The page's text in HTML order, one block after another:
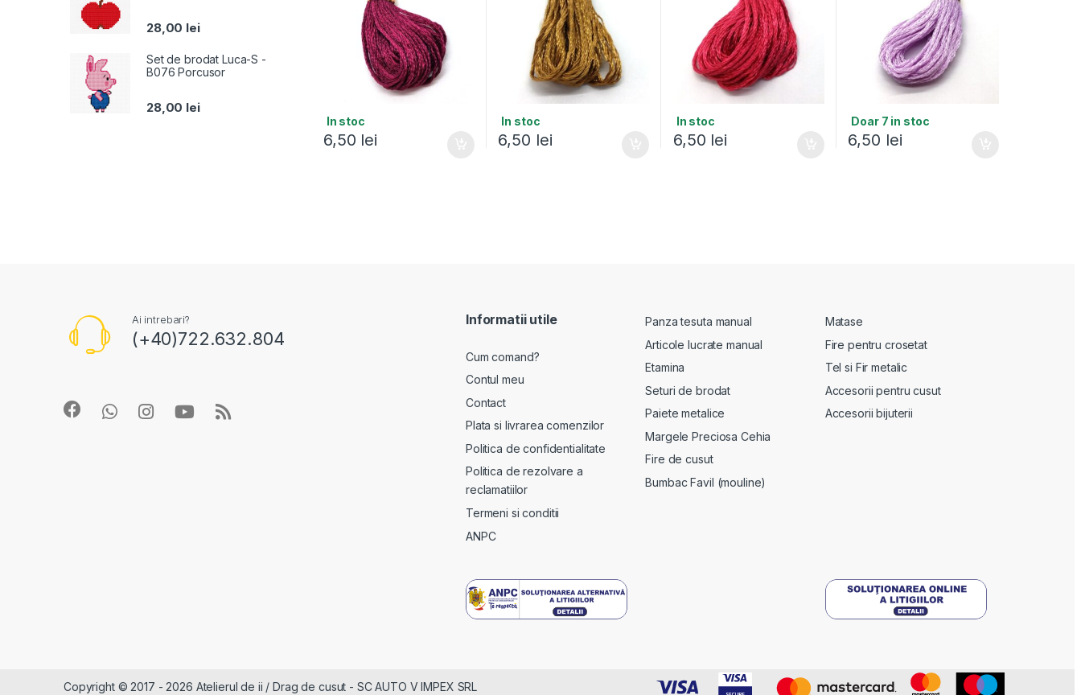
In stoc
6,50 lei
In stoc
6,50 lei
In stoc
6,50 lei
Doar 7 in stoc
6,50 lei
28,00 lei
Set de brodat Luca-S -
B076 Porcusor
28,00 lei
Ai intrebari?
(+40)722.632.804
Informatii utile
Cum comand?
Contul meu
Contact
Plata si livrarea comenzilor
Politica de confidentialitate
Politica de rezolvare a
reclamatiilor
Termeni si conditii
ANPC
Panza tesuta manual
Articole lucrate manual
Etamina
Seturi de brodat
Paiete metalice
Margele Preciosa Cehia
Fire de cusut
Bumbac Favil (mouline)
Matase
Fire pentru crosetat
Tel si Fir metalic
Accesorii pentru cusut
Accesorii bijuterii
Copyright © 2017 - 2026 Atelierul de ii / Drag de cusut - SC AUTO V IMPEX SRL